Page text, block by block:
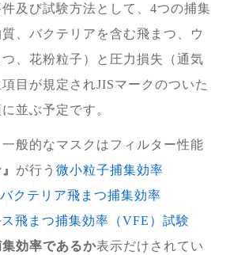
及び試験方法として、4つの捕集
、バクテリアを含む飛まつ、ウ
、花粉粒子）と圧力損失（通気
目が規定されJISマークのついた
並ぶ予定です。
般的なマスクはフィルター性能
が行う 微小粒子捕集効率
バクテリア飛まつ捕集効率
ス飛まつ捕集効率（VFE）試験
効率であるか表示だけされてい